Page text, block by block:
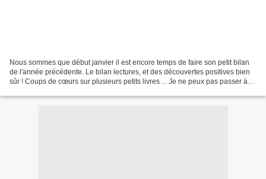
Nous sommes que début janvier il est encore temps de faire son petit bilan
de l'année précédente. Le bilan lectures, et des découvertes positives bien
sûr ! Coups de cœurs sur plusieurs petits livres ... Je ne peux pas passer à